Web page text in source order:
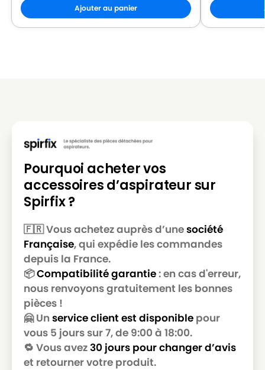
HOOVER
HOOVER
HOOVER H 63
HOOVER
HOOVER REESPACE
HOOVER
HOOVER SPRINT TW 15..
HOOVER
HOOVER SPRINT TW 16..
HOOVER
HOOVER SPRINT TW 17..
HOOVER
HOOVER TCP 1600 à TCP 2499 CAPTURE
HOOVER
HOOVER TCP 1805
HOOVER
HOOVER TCP 2005 CAPTURE
HOOVER
HOOVER TCP 2010 CAPTURE
HOOVER
HOOVER TCP 2020 CAPTURE
Ajouter au panier
Pourquoi acheter vos
accessoires d’aspirateur sur
Spirfix ?
🇫🇷 Vous achetez auprès d’unesociété
Française, qui expédie les commandes
depuis la France.
📦Compatibilité garantie: en cas d'erreur,
nous renvoyons gratuitement les bonnes
pièces !
🤗 Un service client est disponible pour
vous 5 jours sur 7, de 9:00 à 18:00.
🔁 Vous avez30 jours pour changer d’avis
et retourner votre produit.